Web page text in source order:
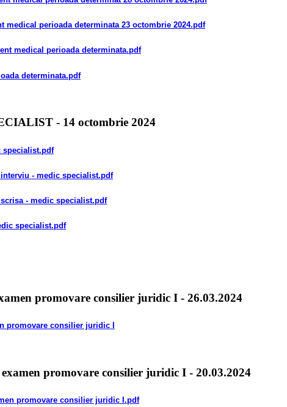
medical perioada determinata 23 octombrie 2024.pdf
medical perioada determinata.pdf
determinata.pdf
- 14 octombrie 2024
specialist.pdf
- medic specialist.pdf
- medic specialist.pdf
specialist.pdf
promovare consilier juridic I - 26.03.2024
promovare consilier juridic I
examen promovare consilier juridic I - 20.03.2024
promovare consilier juridic I.pdf